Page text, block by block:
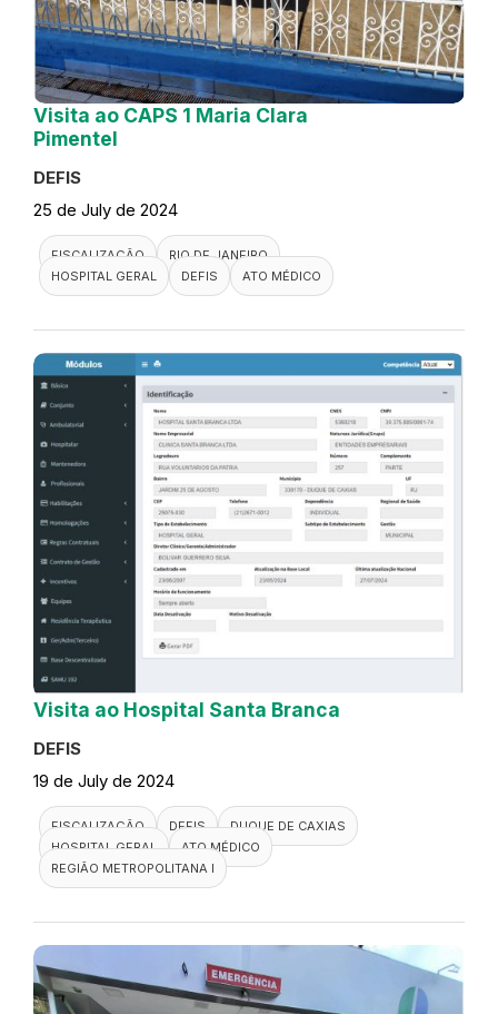
Visita ao CAPS 1 Maria Clara
Pimentel
DEFIS
25 de July de 2024
FISCALIZAÇÃO
RIO DE JANEIRO
HOSPITAL GERAL
DEFIS ATO MÉDICO
Visita ao Hospital Santa Branca
DEFIS
19 de July de 2024
FISCALIZAÇÃO DEFIS
DUQUE DE CAXIAS
HOSPITAL GERAL
ATO MÉDICO
REGIÃO METROPOLITANA I